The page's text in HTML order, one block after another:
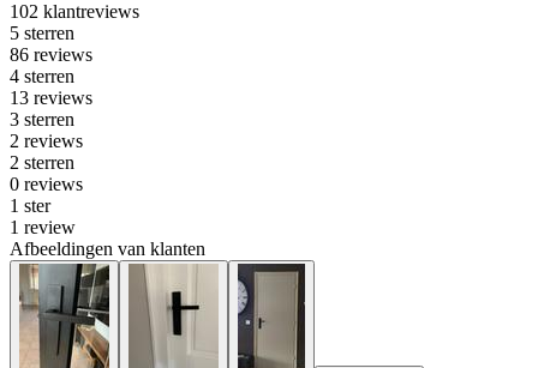
102 klantreviews
5 sterren
86 reviews
4 sterren
13 reviews
3 sterren
2 reviews
2 sterren
0 reviews
1 ster
1 review
Afbeeldingen van klanten